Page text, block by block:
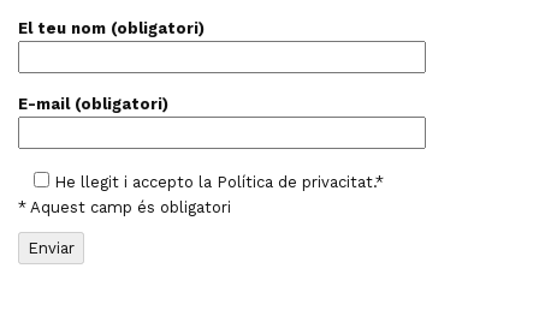
El teu nom (obligatori)
E-mail (obligatori)
He llegit i accepto la Política de privacitat.*
* Aquest camp és obligatori